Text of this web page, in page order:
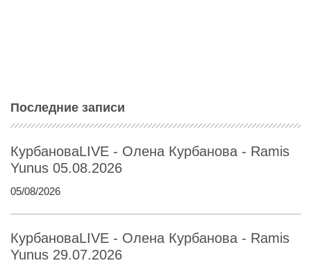
Последние записи
КурбановаLIVE - Олена Курбанова - Ramis
Yunus 05.08.2026
05/08/2026
КурбановаLIVE - Олена Курбанова - Ramis
Yunus 29.07.2026